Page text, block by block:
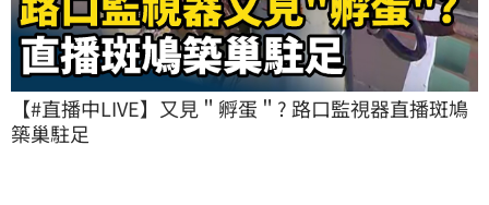
【#直播中LIVE】又見＂孵蛋＂? 路口監視器直播斑鳩
築巢駐足